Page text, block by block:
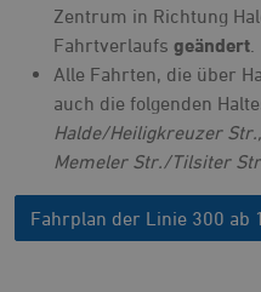
Zentrum in Richtung
Fahrtverlaufs geändert
Alle Fahrten, die über
auch die folgenden
Halde/Heiligkreuzer Str.,
Memeler Str./Tilsiter
Fahrplan der Linie 300 ab